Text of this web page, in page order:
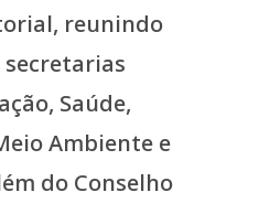
reunindo
Saúde,
Ambiente e
do Conselho